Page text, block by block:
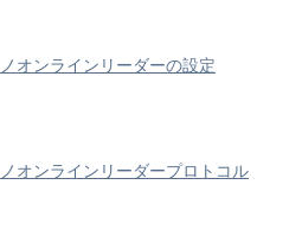
オンラインリーダーの設定
オンラインリーダープロトコル